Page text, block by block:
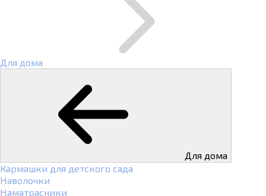
Для дома
Для дома
Кармашки для детского сада
Наволочки
Наматрасники